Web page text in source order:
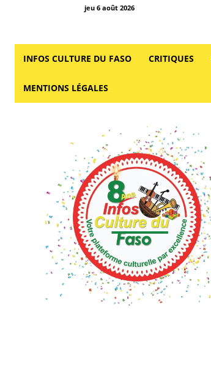
jeu 6 août 2026
INFOS CULTURE DU FASO CRITIQUES
MENTIONS LÉGALES